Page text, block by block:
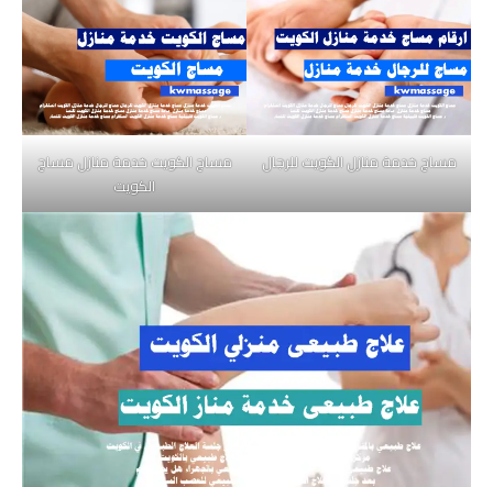
مساج خدمة منازل الكويت للرجال
مساج الكويت خدمة منازل مساج
الكويت